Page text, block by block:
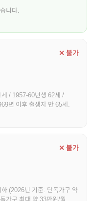
니다.
✕ 불가
/ 1957-60년생 62세 /
년 이후 출생자 만 65세.
✕ 불가
(2026년 기준: 단독가구 약
가구 최대 약 33만원/월.